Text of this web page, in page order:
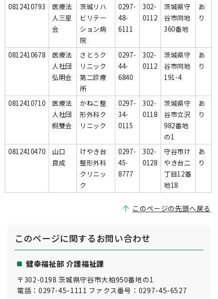
0812410793
医療法
人三星
会
茨城リハ
ビリテー
ション病
院
0297-
48-
6111
302-
0112
茨城県守
谷市同地
360番地
あ
り
0812410678
医療法
人社団
弘明会
さとうク
リニック
第二診療
所
0297-
44-
6840
302-
0112
茨城県守
谷市同地
191-4
あ
り
0812410710
医療法
人社団
桐雙会
かねこ整
形外科ク
リニック
0297-
34-
0115
302-
0118
茨城県守
谷市立沢
982番地
の1
あ
り
0812410470
山口
良成
けやき台
整形外科
クリニッ
ク
0297-
45-
8777
302-
0128
守谷市け
やき台二
丁目12番
地18
あ
り
このページの先頭へ戻る
このページに関するお問い合わせ
健幸福祉部 介護福祉課
〒302-0198 茨城県守谷市大柏950番地の1
電話：0297-45-1111 ファクス番号：0297-45-6527